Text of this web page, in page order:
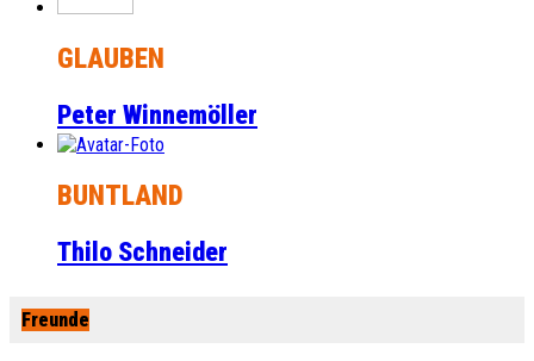
GLAUBEN
Peter Winnemöller
BUNTLAND
Thilo Schneider
Freunde